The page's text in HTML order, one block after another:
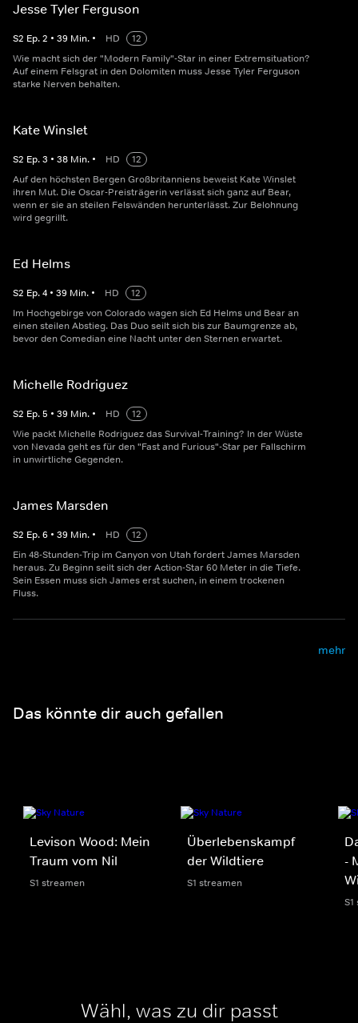
Jesse Tyler Ferguson
S2 Ep.2 • 39 Min. • HD
12
Wie macht sich der "Modern Family"-Star in einer Extremsituation?
Auf einem Felsgrat in den Dolomiten muss Jesse Tyler Ferguson
starke Nerven behalten.
Kate Winslet
S2 Ep.3 • 38 Min. • HD
12
Auf den höchsten Bergen Großbritanniens beweist Kate Winslet
ihren Mut. Die Oscar-Preisträgerin verlässt sich ganz auf Bear,
wenn er sie an steilen Felswänden herunterlässt. Zur Belohnung
wird gegrillt.
Ed Helms
S2 Ep.4 • 39 Min. • HD
12
Im Hochgebirge von Colorado wagen sich Ed Helms und Bear an
einen steilen Abstieg. Das Duo seilt sich bis zur Baumgrenze ab,
bevor den Comedian eine Nacht unter den Sternen erwartet.
Michelle Rodriguez
S2 Ep.5 • 39 Min. • HD
12
Wie packt Michelle Rodriguez das Survival-Training? In der Wüste
von Nevada geht es für den "Fast and Furious"-Star per Fallschirm
in unwirtliche Gegenden.
James Marsden
S2 Ep.6 • 39 Min. • HD
12
Ein 48-Stunden-Trip im Canyon von Utah fordert James Marsden
heraus. Zu Beginn seilt sich der Action-Star 60 Meter in die Tiefe.
Sein Essen muss sich James erst suchen, in einem trockenen
Fluss.
mehr
Das könnte dir auch gefallen
Levison Wood: Mein
Traum vom Nil
S1 streamen
Überlebenskampf
der Wildtiere
S1 streamen
-
Wähl, was zu dir passt